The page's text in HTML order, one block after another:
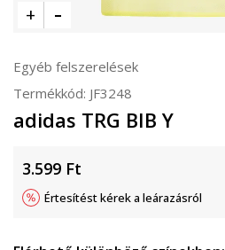
Egyéb felszerelések
Termékkód: JF3248
adidas TRG BIB Y
3.599 Ft
Értesítést kérek a leárazásról